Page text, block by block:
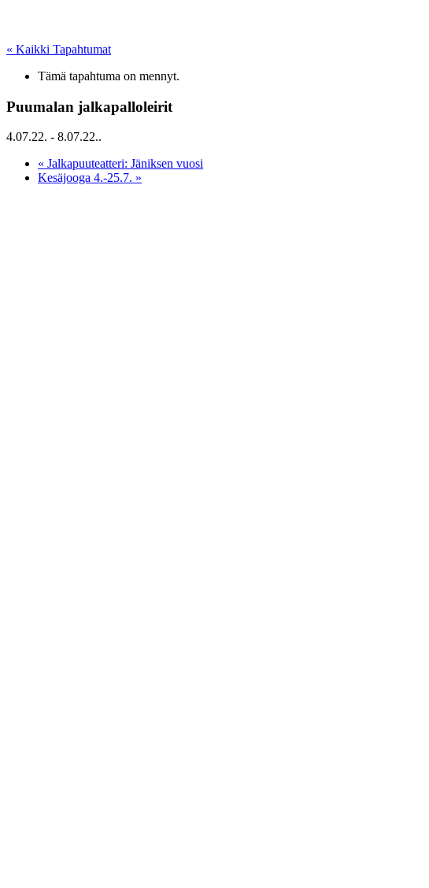
« Kaikki Tapahtumat
Tämä tapahtuma on mennyt.
Puumalan jalkapalloleirit
4.07.22. - 8.07.22..
« Jalkapuuteatteri: Jäniksen vuosi
Kesäjooga 4.-25.7. »